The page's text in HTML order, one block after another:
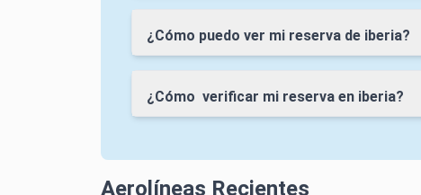
¿Cómo puedo ver mi reserva de iberia?
¿Cómo verificar mi reserva en iberia?
Aerolíneas Recientes